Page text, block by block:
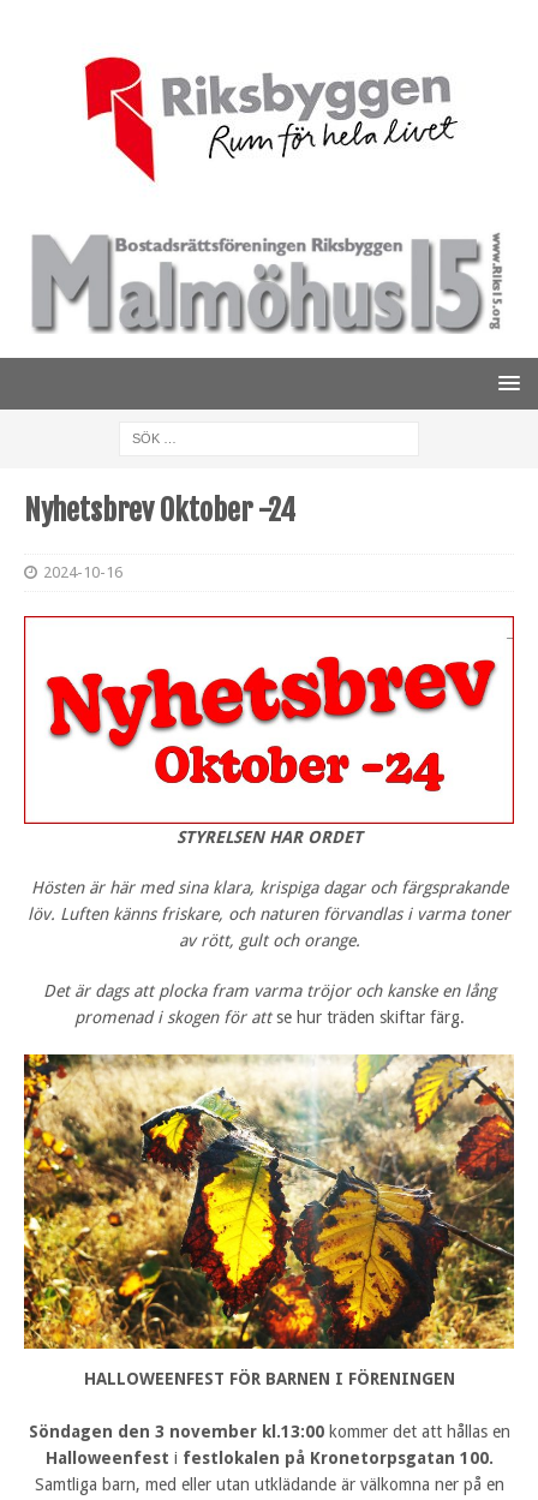
Nyhetsbrev Oktober -24
2024-10-16
STYRELSEN HAR ORDET
Hösten är här med sina klara, krispiga dagar och färgsprakande
löv. Luften känns friskare, och naturen förvandlas i varma toner
av rött, gult och orange.
Det är dags att plocka fram varma tröjor och kanske en lång
promenad i skogen för attse hur träden skiftar färg.
HALLOWEENFEST FÖR BARNEN I FÖRENINGEN
Söndagen den 3 november kl.13:00kommer det att hållas en
Halloweenfest i festlokalen på Kronetorpsgatan 100.
Samtliga barn, med eller utan utklädande är välkomna ner på en